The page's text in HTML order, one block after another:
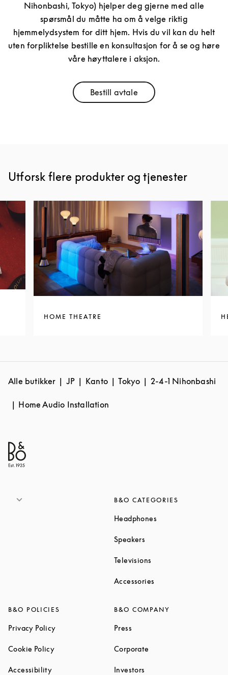
Nihonbashi, Tokyo) hjelper deg gjerne med alle
spørsmål du måtte ha om å velge riktig
hjemmelydsystem for ditt hjem. Hvis du vil kan du helt
uten forpliktelse bestille en konsultasjon for å se og høre
våre høyttalere i aksjon.
Bestill avtaleLink Opens in New Tab
Utforsk flere produkter og tjenester
HOME THEATRE
Alle butikker JP Kanto Tokyo 2-4-1 Nihonbashi
Home Audio Installation
B&O CATEGORIES
Headphones
Speakers
Televisions
Accessories
B&O POLICIES
Privacy PolicyLink Opens in New Tab
Cookie PolicyLink Opens in New Tab
AccessibilityLink Opens in New Tab
B&O COMPANY
Press
Corporate
Investors